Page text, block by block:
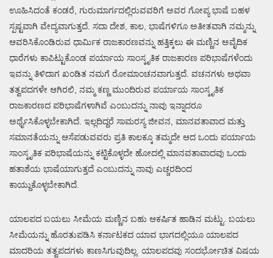
ಊಹಿಸಿದಂತೆ ಕಂಡರೆ, ಗುರುಮಾರ್ಗದಲ್ಲಿರುವವರಿಗೆ ಅವರ ಗೋಪ್ಯ ಭಾಷೆ ಬಹಳ
ಸ್ಪಷ್ಟವಾಗಿ ವೇದ್ಯವಾಗುತ್ತದೆ. ಸದಾ ದೇಶ, ಕಾಲ, ಭಾಷೆಗಳಿಗೂ ಅತೀತವಾಗಿ ನಮ್ಮನ್ನು
ಆವರಿಸಿಕೊಂಡಿರುವ ಧಾರ್ಮಿಕ ರಾಜಕಾರಣವನ್ನು ಹತ್ತಿಕ್ಕಲು ಈ ಮಣ್ಣಿನ ಅವೈದಿಕ
ಧಾರೆಗಳು ಕಾಪಿಟ್ಟುಕೊಂಡ ಪರ್ಯಾಯ ಸಾಂಸ್ಕೃತಿಕ ರಾಜಕಾರಣ ಪರಿಭಾಷೆಗಳೆಂದು
ಇವನ್ನು ತಿಳಿದಾಗ ಖಂಡಿತ ನಮಗೆ ರೋಮಾಂಚನವಾಗುತ್ತದೆ. ವಚನಗಳು ಅಥವಾ
ತತ್ವಪದಗಳೇ ಆಗಿರಲಿ, ನಮ್ಮ ಕಣ್ಣ ಮುಂದಿರುವ ಪರ್ಯಾಯ ಸಾಂಸ್ಕೃತಿಕ
ರಾಜಕಾರಣದ ಪರಿಭಾಷೆಗಳಾಗಿವೆ ಎಂಬುದನ್ನು ನಾವು ಇನ್ನಾದರೂ
ಅರ್ಥೈಸಿಕೊಳ್ಳಬೇಕಾಗಿದೆ. ಇಲ್ಲದಿದ್ದರೆ ಸಾಮರಸ್ಯ ಜೀವನ, ಮಾನವತಾವಾದ ಮತ್ತು
ಸಮಾನತೆಯನ್ನು ಆಸೆಪಡುವವರು ಪ್ರತಿ ಕಾಲಕ್ಕೂ ತಮ್ಮದೇ ಆದ ಒಂದು ಪರ್ಯಾಯ
ಸಾಂಸ್ಕೃತಿಕ ಪರಿಭಾಷೆಯನ್ನು ಕಟ್ಟಿಕೊಳ್ಳದೇ ಹೋದಲ್ಲಿ ಮಾನವತಾವಾದವು ಒಂದು
ಹತಾಶೆಯ ಭಾಷೆಯಾಗುತ್ತದೆ ಎಂಬುದನ್ನು ನಾವು ಎಚ್ಚರದಿಂದ
ಕಾಯ್ದುಕೊಳ್ಳಬೇಕಾಗಿದೆ.
ಯಾಲಪದ ಬಯಲು ಸೀಮೆಯ ಮಣ್ಣಿನ ಬಹು ಆಕರ್ಷಿತ ಹಾಡಿನ ಮಟ್ಟು. ಬಯಲು
ಸೀಮೆಯನ್ನು ಹೊರತುಪಡಿಸಿ ಕರ್ನಾಟಕದ ಯಾವ ಭಾಗದಲ್ಲಿಯೂ ಯಾಲಪದ
ಮಾದರಿಯ ತತ್ವಪದಗಳು ಕಾಣಸಿಗುವುದಿಲ್ಲ. ಯಾಲಪದವು ಸಂದರ್ಭೋಚಿತ ವಿಷಯ